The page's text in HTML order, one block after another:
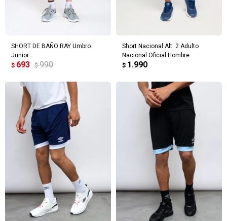
SHORT DE BAÑO RAY Umbro
Junior
$ 693 $ 990
Short Nacional Alt. 2 Adulto
Nacional Oficial Hombre
$ 1.990